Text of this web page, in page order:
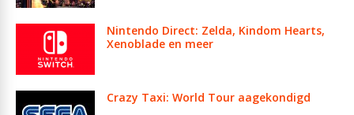
Nintendo Direct: Zelda, Kindom Hearts,
Xenoblade en meer
Crazy Taxi: World Tour aagekondigd